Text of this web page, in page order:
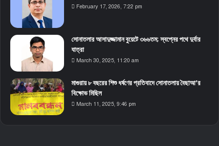
February 17, 2026, 7:22 pm
সোনাতলার আসাদুজ্জামান বুয়েটে ৩৬৬তম; স্বপ্নের পথে দুর্বার
যাত্রা
March 30, 2025, 11:20 am
মাগুরায় ৮ বছরের শিশু ধর্ষণের প্রতিবাদে সোনাতলায় বৈছাআ’র
বিক্ষোভ মিছিল
March 11, 2025, 9:46 pm